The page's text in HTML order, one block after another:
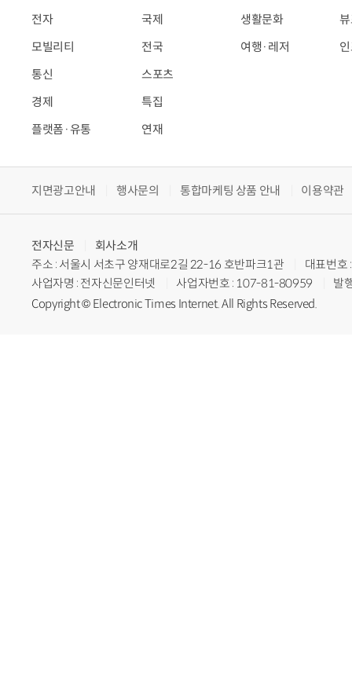
전자
모빌리티
통신
경제
플랫폼·유통
국제
전국
스포츠
특집
연재
생활문화
여행·레저
지면광고안내 행사문의 통합마케팅 상품 안내 이용약관
전자신문
회사소개
주소 : 서울시 서초구 양재대로2길 22-16 호반파크1관
대표번
사업자명 : 전자신문인터넷
사업자번호 : 107-81-80959
발
Copyright © Electronic Times Internet. All Rights Reserved.